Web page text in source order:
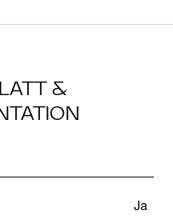
&
Ja